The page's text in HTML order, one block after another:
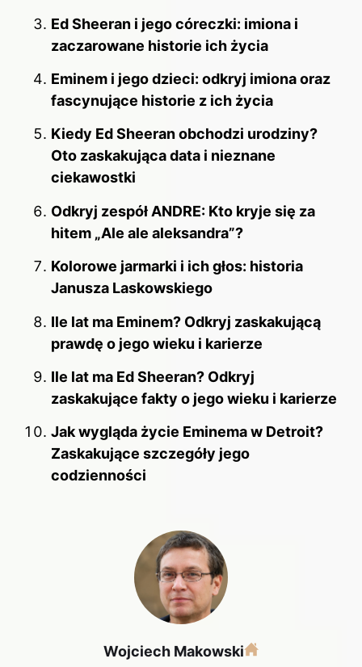
Ed Sheeran i jego córeczki: imiona i
zaczarowane historie ich życia
Eminem i jego dzieci: odkryj imiona oraz
fascynujące historie z ich życia
Kiedy Ed Sheeran obchodzi urodziny?
Oto zaskakująca data i nieznane
ciekawostki
Odkryj zespół ANDRE: Kto kryje się za
hitem „Ale ale aleksandra”?
Kolorowe jarmarki i ich głos: historia
Janusza Laskowskiego
Ile lat ma Eminem? Odkryj zaskakującą
prawdę o jego wieku i karierze
Ile lat ma Ed Sheeran? Odkryj
zaskakujące fakty o jego wieku i karierze
Jak wygląda życie Eminema w Detroit?
Zaskakujące szczegóły jego
codzienności
Wojciech Makowski